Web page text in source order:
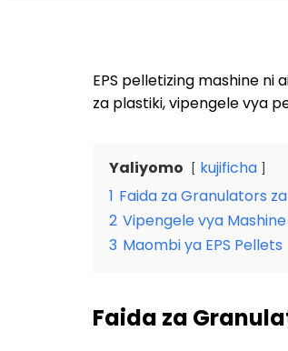
EPS pelletizing mashine ni
za plastiki, vipengele vya
Yaliyomo
kujificha
1 Faida za Granulators
2 Vipengele vya Mashine
3 Maombi ya EPS Pellets
Faida za